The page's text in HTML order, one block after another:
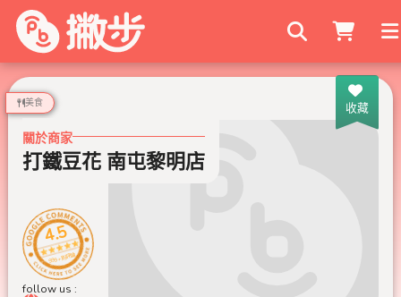
搜尋商家
收藏
美食
關於商家
打鐵豆花 南屯黎明店
4.5
999+ 則評論
follow us :